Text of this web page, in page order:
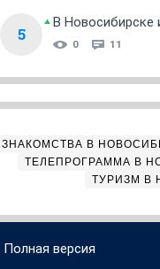
5
В Новосибирске
0 11
ЗНАКОМСТВА В
ТЕЛЕПРОГРАММА В
ТУРИЗМ В
Полная версия